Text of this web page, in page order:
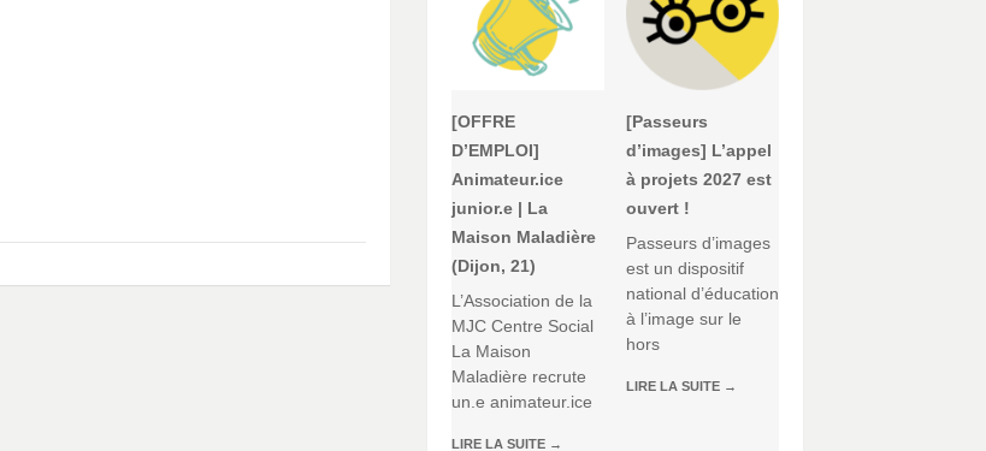
[OFFRE
D’EMPLOI]
Animateur.ice
junior.e | La
Maison Maladière
(Dijon, 21)
L’Association de la
MJC Centre Social
La Maison
Maladière recrute
un.e animateur.ice
LIRE LA SUITE →
[Passeurs
d’images] L’appel
à projets 2027 est
ouvert !
Passeurs d’images
est un dispositif
national d’éducation
à l’image sur le
hors
LIRE LA SUITE →